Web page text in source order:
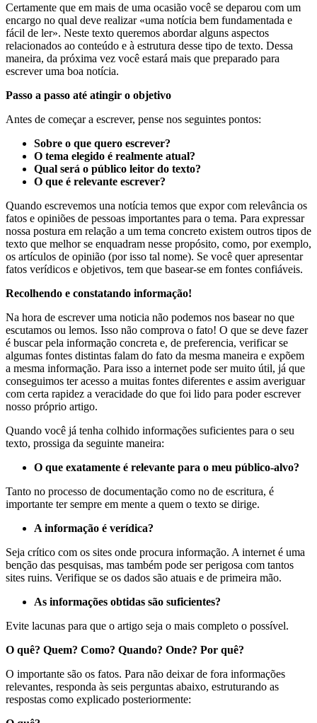
Certamente que em mais de uma ocasião você se deparou com um
encargo no qual deve realizar «uma notícia bem fundamentada e
fácil de ler». Neste texto queremos abordar alguns aspectos
relacionados ao conteúdo e à estrutura desse tipo de texto. Dessa
maneira, da próxima vez você estará mais que preparado para
escrever uma boa notícia.
Passo a passo até atingir o objetivo
Antes de começar a escrever, pense nos seguintes pontos:
Sobre o que quero escrever?
O tema elegido é realmente atual?
Qual será o público leitor do texto?
O que é relevante escrever?
Quando escrevemos una notícia temos que expor com relevância os
fatos e opiniões de pessoas importantes para o tema. Para expressar
nossa postura em relação a um tema concreto existem outros tipos de
texto que melhor se enquadram nesse propósito, como, por exemplo,
os artículos de opinião (por isso tal nome). Se você quer apresentar
fatos verídicos e objetivos, tem que basear-se em fontes confiáveis.
Recolhendo e constatando informação!
Na hora de escrever uma noticia não podemos nos basear no que
escutamos ou lemos. Isso não comprova o fato! O que se deve fazer
é buscar pela informação concreta e, de preferencia, verificar se
algumas fontes distintas falam do fato da mesma maneira e expõem
a mesma informação. Para isso a internet pode ser muito útil, já que
conseguimos ter acesso a muitas fontes diferentes e assim averiguar
com certa rapidez a veracidade do que foi lido para poder escrever
nosso próprio artigo.
Quando você já tenha colhido informações suficientes para o seu
texto, prossiga da seguinte maneira:
O que exatamente é relevante para o meu público-alvo?
Tanto no processo de documentação como no de escritura, é
importante ter sempre em mente a quem o texto se dirige.
A informação é verídica?
Seja crítico com os sites onde procura informação. A internet é uma
benção das pesquisas, mas também pode ser perigosa com tantos
sites ruins. Verifique se os dados são atuais e de primeira mão.
As informações obtidas são suficientes?
Evite lacunas para que o artigo seja o mais completo o possível.
O quê? Quem? Como? Quando? Onde? Por quê?
O importante são os fatos. Para não deixar de fora informações
relevantes, responda às seis perguntas abaixo, estruturando as
respostas como explicado posteriormente: